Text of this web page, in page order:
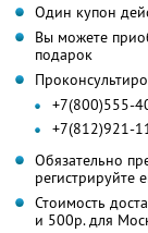
Один купон
Вы можете
подарок
+7(800)555-
+7(812)921-
Обязательно
регистрируйте
Стоимость
и 500р. для